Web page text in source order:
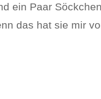
ein Paar
das hat sie mir